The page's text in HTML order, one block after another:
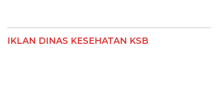
IKLAN DINAS KESEHATAN KSB